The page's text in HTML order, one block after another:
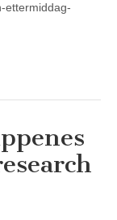
ettermiddag-